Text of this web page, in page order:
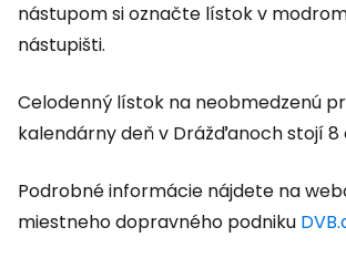
nástupom si označte lístok v
nástupišti.
Celodenný lístok na neobmedzenú
kalendárny deň v Drážďanoch stojí 8
Podrobné informácie nájdete na
miestneho dopravného podniku